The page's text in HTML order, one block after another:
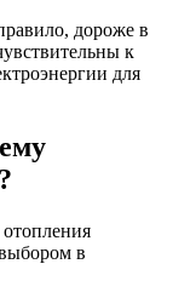
дороже в
к
для
в